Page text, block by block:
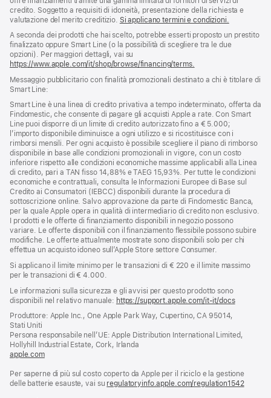
credito. Soggetto a requisiti di idoneità, presentazione della richiesta e
valutazione del merito creditizio. Si applicano termini e condizioni.
A seconda dei prodotti che hai scelto, potrebbe esserti proposto un prestito
finalizzato oppure Smart Line (o la possibilità di scegliere tra le due
opzioni). Per maggiori dettagli, vai su
https://www.apple.com/it/shop/browse/financing/terms.
Messaggio pubblicitario con finalità promozionali destinato a chi è titolare di
Smart Line:
Smart Line è una linea di credito privativa a tempo indeterminato, offerta da
Findomestic, che consente di pagare gli acquisti Apple a rate. Con Smart
Line puoi disporre di un limite di credito autorizzato fino a € 5.000;
l’importo disponibile diminuisce a ogni utilizzo e si ricostituisce con i
rimborsi mensili. Per ogni acquisto è possibile scegliere il piano di rimborso
disponibile in base alle condizioni promozionali in vigore, con un costo
inferiore rispetto alle condizioni economiche massime applicabili alla Linea
di credito, pari a TAN fisso 14,88% e TAEG 15,93%. Per tutte le condizioni
economiche e contrattuali, consulta le Informazioni Europee di Base sul
Credito ai Consumatori (IEBCC) disponibili durante la procedura di
sottoscrizione online. Salvo approvazione da parte di Findomestic Banca,
per la quale Apple opera in qualità di intermediario di credito non esclusivo.
I prodotti e le offerte di finanziamento disponibili in negozio possono
variare. Le offerte disponibili con il finanziamento flessibile possono subire
modifiche. Le offerte attualmente mostrate sono disponibili solo per chi
effettua un acquisto idoneo sull’Apple Store settore Consumer.
Si applicano il limite minimo per le transazioni di € 220 e il limite massimo
per le transazioni di € 4.000.
Le informazioni sulla sicurezza e gli avvisi per questo prodotto sono
disponibili nel relativo manuale: https://support.apple.com/it-it/docs(si
finestra)
Produttore: Apple Inc., One Apple Park Way, Cupertino, CA 95014,
Stati Uniti
Persona responsabile nell’UE: Apple Distribution International Limited,
Hollyhill Industrial Estate, Cork, Irlanda
apple.com(si
una
nuova
Per saperne di più sul costo coperto da Apple per il riciclo e la gestione
delle batterie esauste, vai su regulatoryinfo.apple.com/regulation1542(si